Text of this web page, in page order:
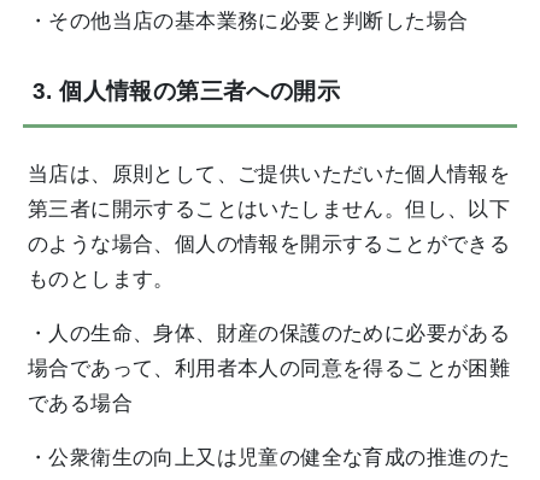
・その他当店の基本業務に必要と判断した場合
3. 個人情報の第三者への開示
当店は、原則として、ご提供いただいた個人情報を
第三者に開示することはいたしません。但し、以下
のような場合、個人の情報を開示することができる
ものとします。
・人の生命、身体、財産の保護のために必要がある
場合であって、利用者本人の同意を得ることが困難
である場合
・公衆衛生の向上又は児童の健全な育成の推進のた